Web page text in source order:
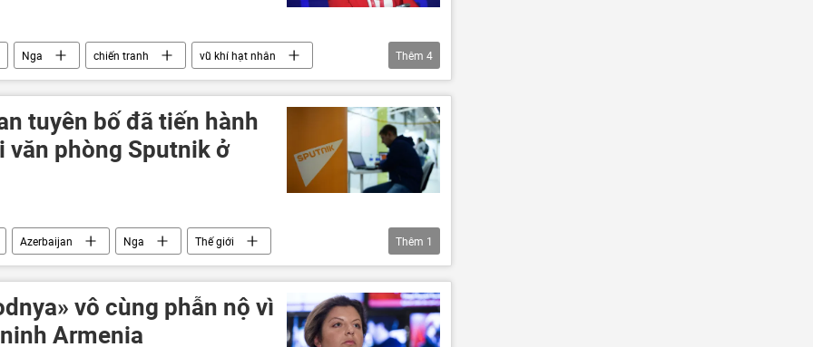
Nga chiến tranh
vũ khí hạt nhân
Ukraina
NATO
Thêm 4
tuyên bố đã tiến hành
văn phòng Sputnik ở
Azerbaijan Nga
Thế giới
Thêm 1
vô cùng phẫn nộ vì
Armenia